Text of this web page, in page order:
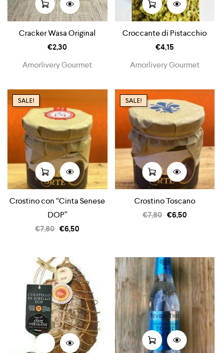
Cracker Wasa Original
€2,30
Amorlivery Gourmet
Croccante di Pistacchio
€4,15
Amorlivery Gourmet
SALE!
Crostino con “Cinta Senese
DOP”
€7,80 €6,50
SALE!
Crostino Toscano
€7,80 €6,50